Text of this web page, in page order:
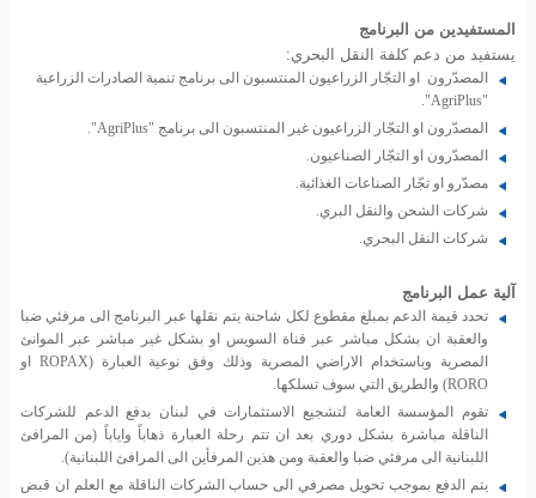
المستفيدين من البرنامج
يستفيد من دعم كلفة النقل البحري:
المصدّرون او التجّار الزراعيون المنتسبون الى برنامج تنمية الصادرات الزراعية
"AgriPlus".
المصدّرون او التجّار الزراعيون غير المنتسبون الى برنامج "AgriPlus".
المصدّرون او التجّار الصناعيون.
مصدّرو او تجّار الصناعات الغذائية.
شركات الشحن والنقل البري.
شركات النقل البحري.
آلية عمل البرنامج
تحدد قيمة الدعم بمبلغ مقطوع لكل شاحنة يتم نقلها عبر البرنامج الى مرفئي ضبا
والعقبة ان بشكل مباشر عبر قناة السويس او بشكل غير مباشر عبر الموانئ
المصرية وباستخدام الاراضي المصرية وذلك وفق نوعية العبارة (ROPAX او
RORO) والطريق التي سوف تسلكها.
تقوم المؤسسة العامة لتشجيع الاستثمارات في لبنان بدفع الدعم للشركات
الناقلة مباشرة بشكل دوري بعد ان تتم رحلة العبارة ذهاباً واياباً (من المرافئ
اللبنانية الى مرفئي ضبا والعقبة ومن هذين المرفأين الى المرافئ اللبنانية).
يتم الدفع بموجب تحويل مصرفي الى حساب الشركات الناقلة مع العلم ان قبض